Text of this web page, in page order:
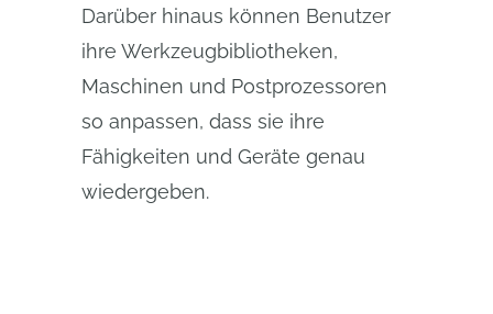
Darüber hinaus können Benutzer
ihre Werkzeugbibliotheken,
Maschinen und Postprozessoren
so anpassen, dass sie ihre
Fähigkeiten und Geräte genau
wiedergeben.